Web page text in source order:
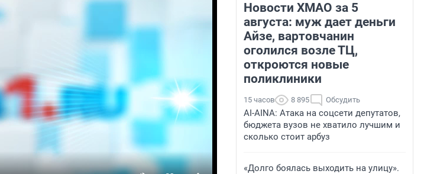
Новости ХМАО за 5
августа: муж дает деньги
Айзе, вартовчанин
оголился возле ТЦ,
откроются новые
поликлиники
15 часов 8 895 Обсудить
AI-AINA: Атака на соцсети депутатов,
бюджета вузов не хватило лучшим и
сколько стоит арбуз
«Долго боялась выходить на улицу».